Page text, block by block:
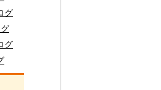
グ
グ